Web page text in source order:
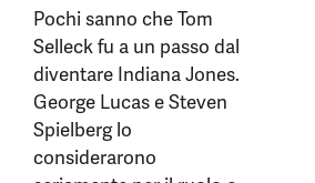
Pochi sanno che Tom
Selleck fu a un passo dal
diventare Indiana Jones.
George Lucas e Steven
Spielberg lo
considerarono